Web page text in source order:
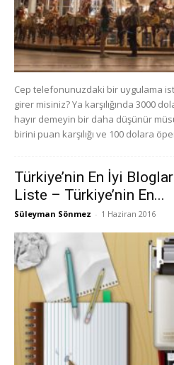
Cep telefonunuzdaki bir uygulama
girer misiniz? Ya karşılığında 3000
hayır demeyin bir daha düşünür
birini puan karşılığı ve 100 dolara
Türkiye’nin En İyi
Liste – Türkiye’nin En...
Süleyman Sönmez - 1 Haziran 2016